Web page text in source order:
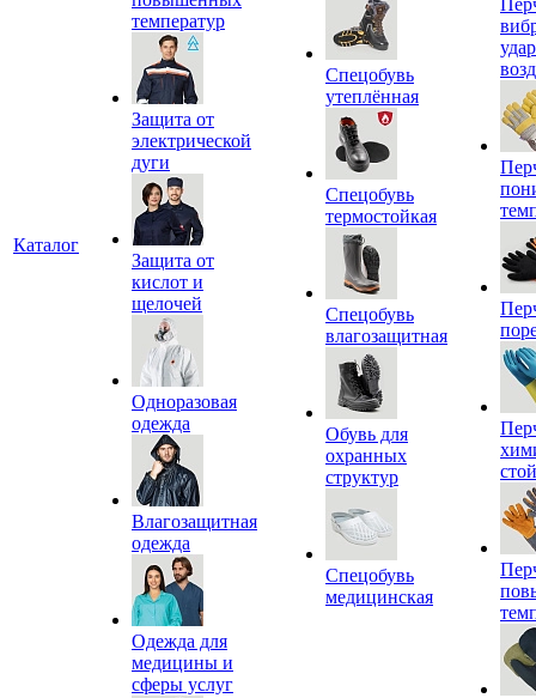
Каталог
температур
Защита от
электрической
дуги
Защита от
кислот и
щелочей
Одноразовая
одежда
Влагозащитная
одежда
Одежда для
медицины и
сферы услуг
Спецобувь
утеплённая
Спецобувь
термостойкая
Спецобувь
влагозащитная
Обувь для
охранных
структур
Спецобувь
медицинская